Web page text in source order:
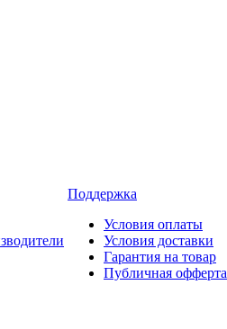
Поддержка
Условия оплаты
Условия доставки
Гарантия на товар
Публичная офферта